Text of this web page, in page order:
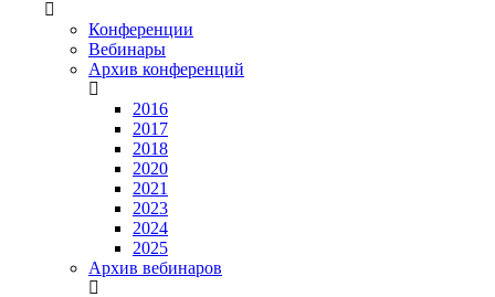
Конференции
Вебинары
Архив конференций
2016
2017
2018
2020
2021
2023
2024
2025
Архив вебинаров